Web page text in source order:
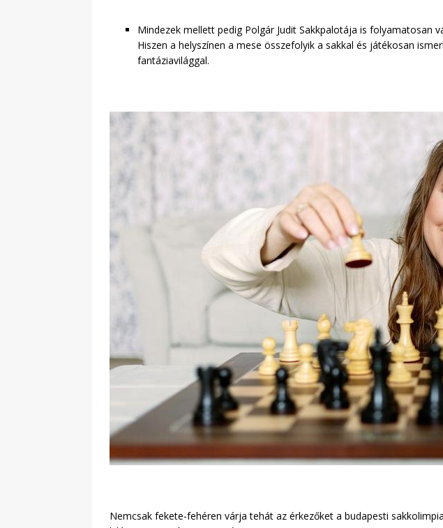
Mindezek mellett pedig Polgár Judit Sakkpalotája is
Hiszen a helyszínen a mese összefolyik a sakkal és játékosan
fantáziavilággal.
Nemcsak fekete-fehéren várja tehát az érkezőket a budapesti